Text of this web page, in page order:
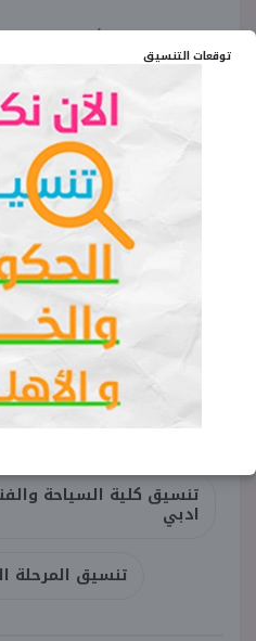
توقعات التنسيق
الجدير بالذكر، أن درجة
للعمل، سواء في شركات
أو الفنادق العالمية، أو
الفعاليات والمؤتمرات، ما
لدى الطلاب في كل عام.
الكلمات المفتاحية
تنسيق كلية السياحة
الحد الأدنى لكلية
2025 2026
تنسيق كلية السياحة
ادبي
تنسيق المرحلة